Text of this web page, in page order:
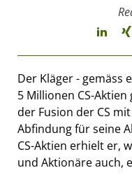
Der Kläger - gemäss
5 Millionen CS-
der Fusion der CS
Abfindung für seine
CS-Aktien erhielt er,
und Aktionäre auch,